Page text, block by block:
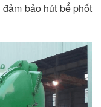
bảo hút bể phốt